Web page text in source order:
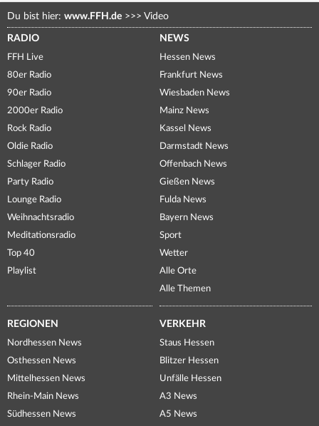
Du bist hier: www.FFH.de >>> Video
RADIO
FFH Live
80er Radio
90er Radio
2000er Radio
Rock Radio
Oldie Radio
Schlager Radio
Party Radio
Lounge Radio
Weihnachtsradio
Meditationsradio
Top 40
Playlist
NEWS
Hessen News
Frankfurt News
Wiesbaden News
Mainz News
Kassel News
Darmstadt News
Offenbach News
Gießen News
Fulda News
Bayern News
Sport
Wetter
Alle Orte
Alle Themen
REGIONEN
Nordhessen News
Osthessen News
Mittelhessen News
Rhein-Main News
Südhessen News
VERKEHR
Staus Hessen
Blitzer Hessen
Unfälle Hessen
A3 News
A5 News